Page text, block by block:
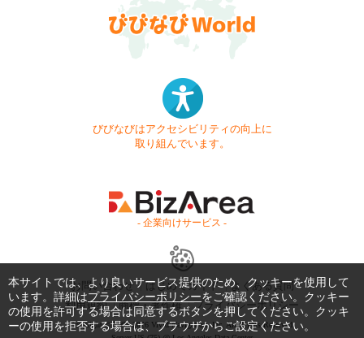
びびなびはアクセシビリティの向上に
取り組んでいます。
- 企業向けサービス -
お問い合わせ はじめてガイド
よくある質問
利用規約
商標・著作権 プライバシーポリシー
Copyright © 1999-2026 Vivid Navigation, Inc. All Rights Reserved.
本サイトでは、より良いサービス提供のため、クッキーを使用して
います。詳細はプライバシーポリシーをご確認ください。クッキー
の使用を許可する場合は同意するボタンを押してください。クッキ
ーの使用を拒否する場合は、ブラウザからご設定ください。